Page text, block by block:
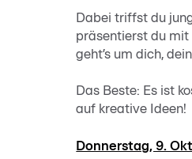
Dabei triffst du
präsentierst du mit
geht’s um dich,
Das Beste: Es ist
auf kreative Ideen!
Donnerstag, 9.